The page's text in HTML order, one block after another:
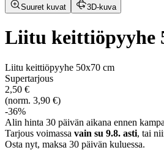
Suuret kuvat 3D-kuva
Liitu keittiöpyyhe
Liitu keittiöpyyhe 50x70 cm
Supertarjous
2,50 €
(norm. 3,90 €)
-36%
Alin hinta 30 päivän aikana ennen
Tarjous voimassa vain su 9.8. asti, tai
Osta nyt, ­maksa 30 päivän kuluessa.